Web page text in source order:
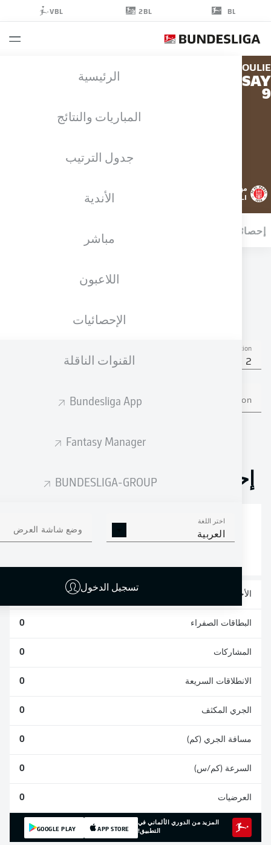
الرئيسية
المباريات والنتائج
جدول الترتيب
الأندية
مباشر
اللاعبون
الإحصائيات
القنوات الناقلة
Bundesliga App
Fantasy Manager
BUNDESLIGA-GROUP
اختر اللغة
العربية وضع شاشة العرض
تسجيل الدخول
مهاجم
ST. PAULI
موسم 2025/2026
الطول
Competition
Bundesliga 2
Season
إحصائيات موسم 2025/2026
الافتكاكات الناجحة
الأخطاء المرتكبة
البطاقات الصفراء
المشاركات
الانطلاقات السريعة
الجري المكثف
مسافة الجري (كم)
السرعة (كم/س)
العرضيات
المزيد من الدوري الألماني في
التطبيق!
APP STORE
GOOGLE PLAY